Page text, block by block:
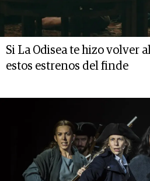
Si La Odisea te hizo volver
estos estrenos del finde